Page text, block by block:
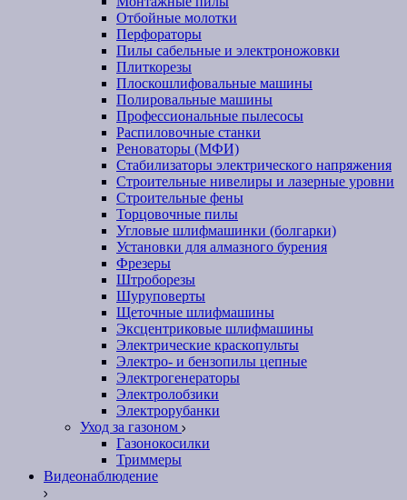
Отбойные молотки
Перфораторы
Пилы сабельные и электроножовки
Плиткорезы
Плоскошлифовальные машины
Полировальные машины
Профессиональные пылесосы
Распиловочные станки
Реноваторы (МФИ)
Стабилизаторы электрического напряжения
Строительные нивелиры и лазерные уровни
Строительные фены
Торцовочные пилы
Угловые шлифмашинки (болгарки)
Установки для алмазного бурения
Фрезеры
Штроборезы
Шуруповерты
Щеточные шлифмашины
Эксцентриковые шлифмашины
Электрические краскопульты
Электро- и бензопилы цепные
Электрогенераторы
Электролобзики
Электрорубанки
Уход за газоном
Газонокосилки
Триммеры
Видеонаблюдение